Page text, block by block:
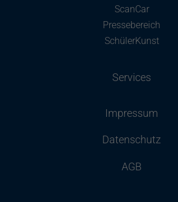
ScanCar
Pressebereich
SchülerKunst
Services
Impressum
Datenschutz
AGB